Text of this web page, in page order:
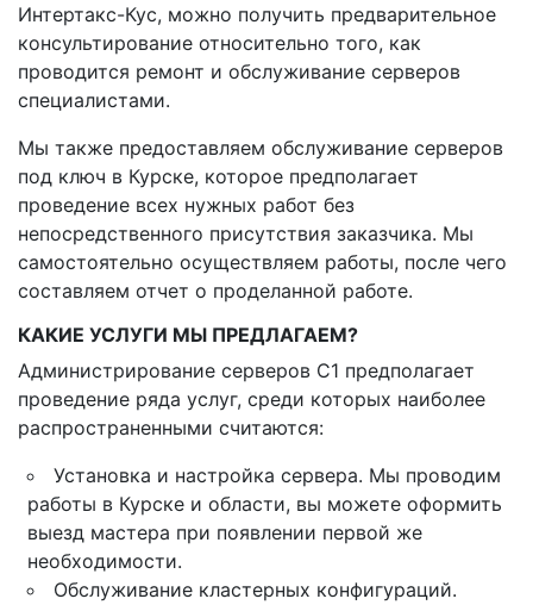
Интертакс-Кус, можно получить предварительное
консультирование относительно того, как
проводится ремонт и обслуживание серверов
специалистами.
Мы также предоставляем обслуживание серверов
под ключ в Курске, которое предполагает
проведение всех нужных работ без
непосредственного присутствия заказчика. Мы
самостоятельно осуществляем работы, после чего
составляем отчет о проделанной работе.
КАКИЕ УСЛУГИ МЫ ПРЕДЛАГАЕМ?
Администрирование серверов С1 предполагает
проведение ряда услуг, среди которых наиболее
распространенными считаются:
Установка и настройка сервера. Мы проводим
работы в Курске и области, вы можете оформить
выезд мастера при появлении первой же
необходимости.
Обслуживание кластерных конфигураций.